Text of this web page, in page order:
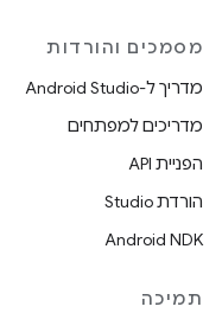
מסמכים והורדות
מדריך ל-Android Studio
מדריכים למפתחים
הפניית API
הורדת Studio
Android NDK
תמיכה